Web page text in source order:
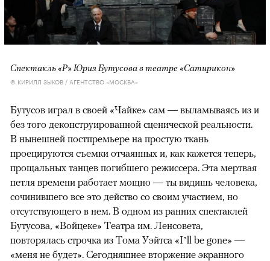
Спектакль «Р» Юрия Бутусова в театре «Сатирикон»
© КИРИЛЛ ЗЫКОВ / АГЕНТСТВО «МОСКВА»
Бутусов играл в своей «Чайке» сам — выламываясь из и
без того деконструированной сценической реальности.
В нынешней постпремьере на простую ткань
проецируются съемки отчаянных и, как кажется теперь,
прощальных танцев погибшего режиссера. Эта мертвая
петля времени работает мощно — ты видишь человека,
сочинившего все это действо со своим участием, но
отсутствующего в нем. В одном из ранних спектаклей
Бутусова, «Войцеке» Театра им. Ленсовета,
повторялась строчка из Тома Уэйтса «I’ll be gone» —
«меня не будет». Сегодняшнее вторжение экранного